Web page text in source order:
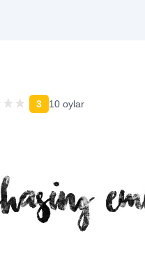
3 10 oylar